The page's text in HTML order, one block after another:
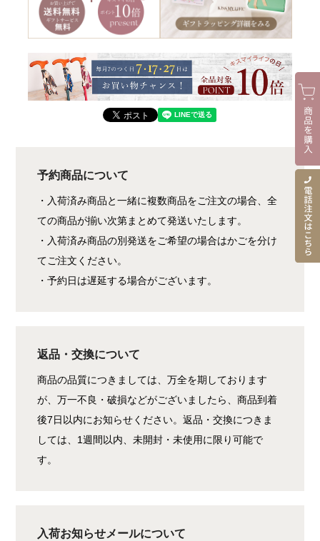
予約商品について
・入荷済み商品と一緒に複数商品をご注文の場合、全
ての商品が揃い次第まとめて発送いたします。
・入荷済み商品の別発送をご希望の場合はかごを分け
てご注文ください。
・予約日は遅延する場合がございます。
返品・交換について
商品の品質につきましては、万全を期しております
が、万一不良・破損などがございましたら、商品到着
後7日以内にお知らせください。返品・交換につきま
しては、1週間以内、未開封・未使用に限り可能で
す。
入荷お知らせメールについて